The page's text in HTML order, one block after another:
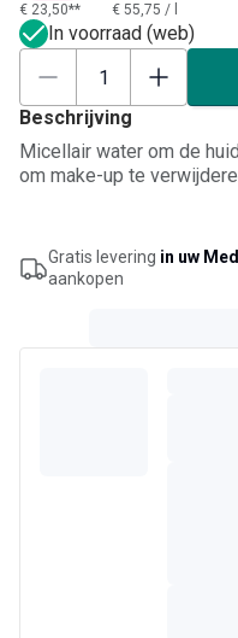
€ 23,50** € 55,75 /
In voorraad (web)
Beschrijving
Micellair water om de
om make-up te
Gratis levering in uw
aankopen